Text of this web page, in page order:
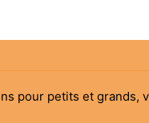
pour petits et grands,